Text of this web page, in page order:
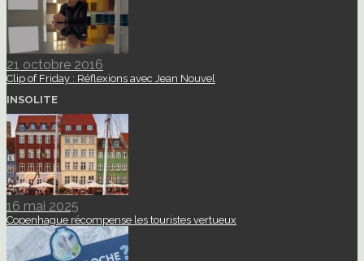
21 octobre 2016
Clip of Friday : Réflexions avec Jean Nouvel
INSOLITE
16 mai 2025
Copenhague récompense les touristes vertueux